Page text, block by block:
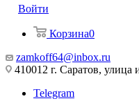
Войти
Корзина0
zamkoff64@inbox.ru
410012 г. Саратов,
Telegram